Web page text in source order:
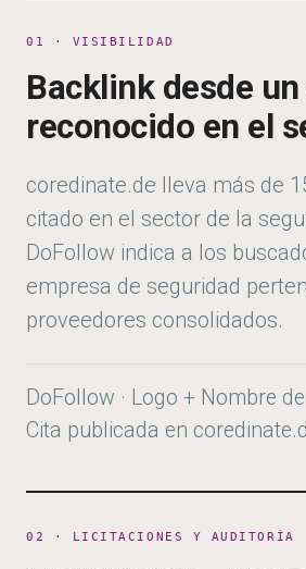
01 · VISIBILIDAD
Backlink desde
reconocido en el
coredinate.de lleva más de
citado en el sector de la
DoFollow indica a los
empresa de seguridad
proveedores consolidados.
DoFollow · Logo + Nombre
Cita publicada en
02 · LICITACIONES Y AUDITORÍA